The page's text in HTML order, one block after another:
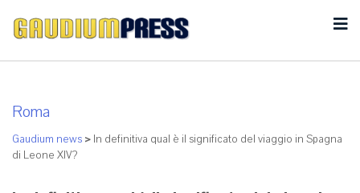
Roma
Gaudium news > In definitiva qual è il significato del viaggio in Spagna
di Leone XIV?